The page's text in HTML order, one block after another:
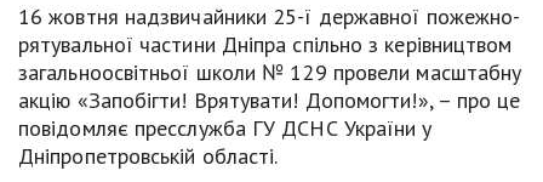
16 жовтня надзвичайники 25-ї державної пожежно-
рятувальної частини Дніпра спільно з керівництвом
загальноосвітньої школи № 129 провели масштабну
акцію «Запобігти! Врятувати! Допомогти!», – про це
повідомляє пресслужба ГУ ДСНС України у
Дніпропетровській області.